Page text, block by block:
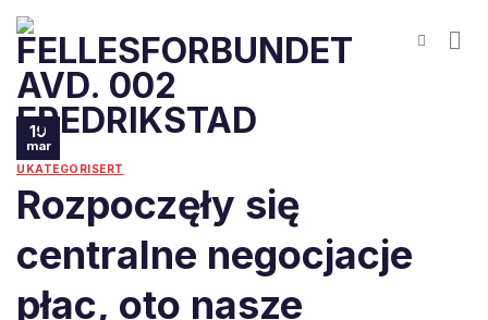
content
19
mar
UKATEGORISERT
Rozpoczęły się
centralne negocjacje
płac, oto nasze